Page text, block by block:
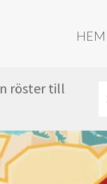
HEM
röster till